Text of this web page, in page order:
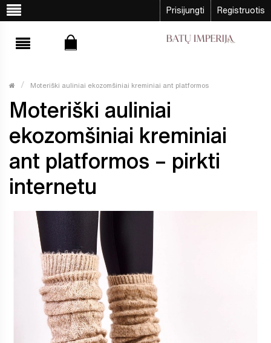
Prisijungti Registruotis
Moteriški auliniai ekozomšiniai kreminiai ant platformos
Moteriški auliniai
ekozomšiniai kreminiai
ant platformos – pirkti
internetu